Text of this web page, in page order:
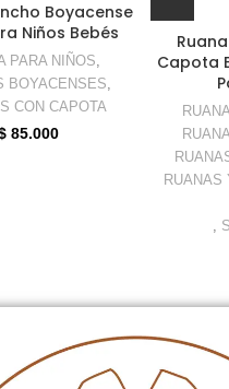
Boyacense
Niños Bebés
PARA NIÑOS,
BOYACENSES,
CON CAPOTA
85.000
Capota
RUANAS
,